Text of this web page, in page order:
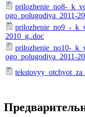
prilozhenie_no8-
ogo_polugodiya_2011-
prilozhenie_no9_-
2010_g..doc
prilozhenie_no10-
ogo_polugodiya_2011-